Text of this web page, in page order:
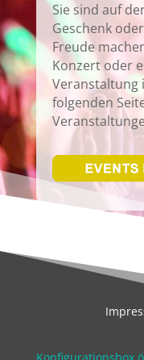
Sie sind auf
Geschenk
Freude
Konzert oder
Veranstaltung
folgenden